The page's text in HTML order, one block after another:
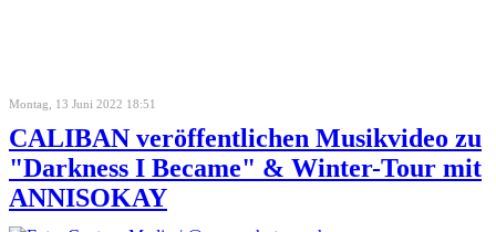
Montag, 13 Juni 2022 18:51
CALIBAN veröffentlichen Musikvideo zu
"Darkness I Became" & Winter-Tour mit
ANNISOKAY